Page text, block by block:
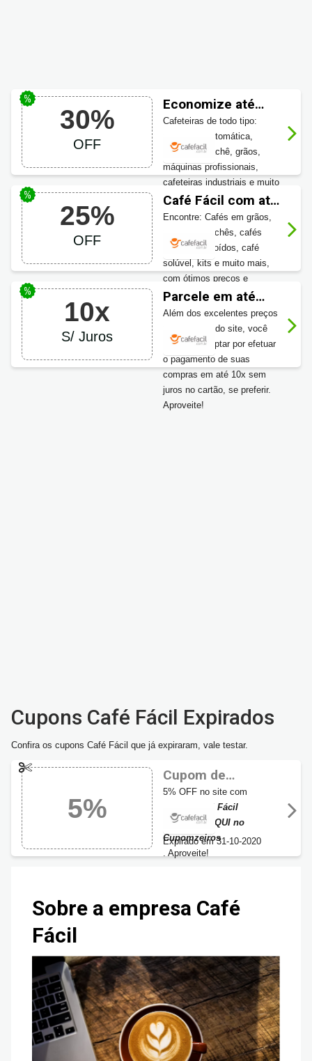
30%
OFF
Economize até
30% na categoria
de Cafeteiras
Cafeteiras de todo tipo:
expresso, automática,
cafeteiras sachê, grãos,
máquinas profissionais,
cafeteiras industriais e muito
mais, confira o descontinho
especial.
25%
OFF
Café Fácil com até
25% OFF na
categoria de Cafés
Encontre: Cafés em grãos,
cápsulas, sachês, cafés
torrados e moídos, café
solúvel, kits e muito mais,
com ótimos preços e
descontos de até 25%.
Confira!
10x
S/ Juros
Parcele em até
10x Sem Juros
Além dos excelentes preços
e descontos do site, você
ainda pode optar por efetuar
o pagamento de suas
compras em até 10x sem
juros no cartão, se preferir.
Aproveite!
Cupons Café Fácil Expirados
Confira os cupons Café Fácil que já expiraram, vale testar.
5%
Cupom de
desconto Café
Fácil 2020 com 5%
OFF
5% OFF no site com
cupom Café Fácil
Exclusivo AQUI no
Cupomzeiros
. Aproveite!
Expirado em 31-10-2020
Sobre a empresa Café
Fácil